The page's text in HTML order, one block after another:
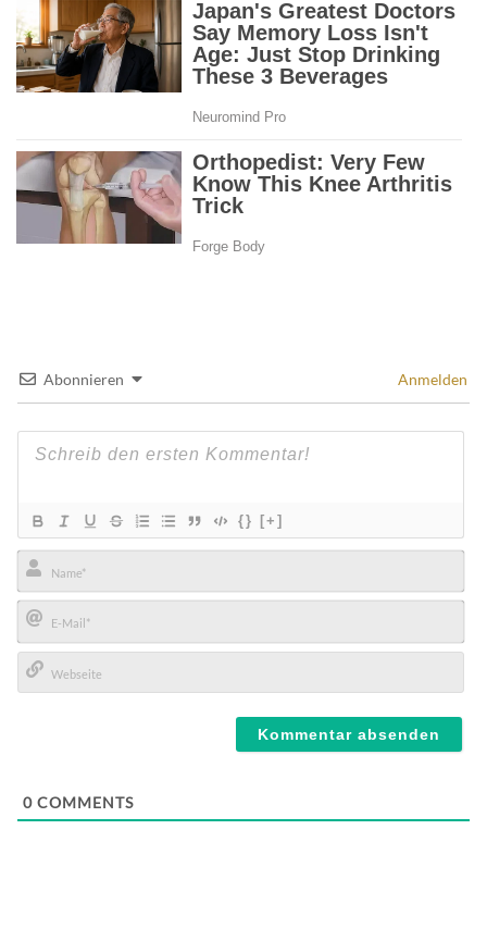
Abonnieren Anmelden
{} [+]
Name*
E-
Mail*
0 COMMENTS